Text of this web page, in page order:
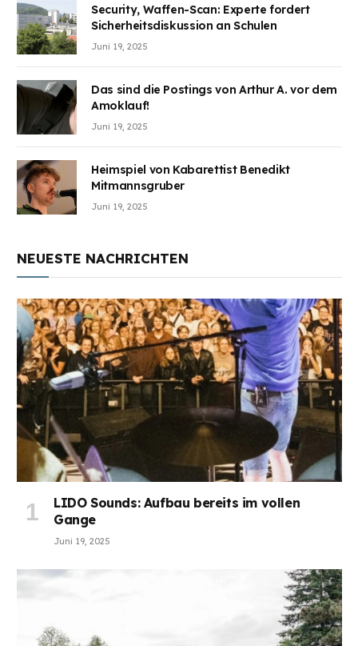
Security, Waffen-Scan: Experte fordert
Sicherheitsdiskussion an Schulen
Juni 19, 2025
Das sind die Postings von Arthur A. vor dem
Amoklauf!
Juni 19, 2025
Heimspiel von Kabarettist Benedikt
Mitmannsgruber
Juni 19, 2025
NEUESTE NACHRICHTEN
LIDO Sounds: Aufbau bereits im vollen
Gange
Juni 19, 2025